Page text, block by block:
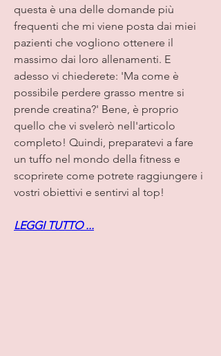
questa è una delle domande più
frequenti che mi viene posta dai miei
pazienti che vogliono ottenere il
massimo dai loro allenamenti. E
adesso vi chiederete: 'Ma come è
possibile perdere grasso mentre si
prende creatina?' Bene, è proprio
quello che vi svelerò nell'articolo
completo! Quindi, preparatevi a fare
un tuffo nel mondo della fitness e
scoprirete come potrete raggiungere i
vostri obiettivi e sentirvi al top!
LEGGI TUTTO ...